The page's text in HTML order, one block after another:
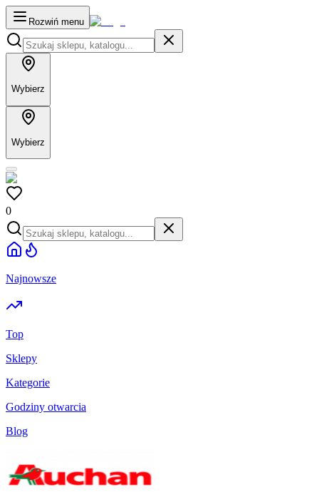
Rozwiń menu
Wybierz
Wybierz
0
Najnowsze
Top
Sklepy
Kategorie
Godziny otwarcia
Blog